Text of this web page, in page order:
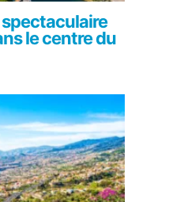
le centre du